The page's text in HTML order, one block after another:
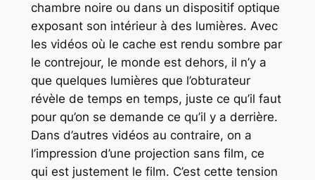
chambre noire ou dans un dispositif optique
exposant son intérieur à des lumières. Avec
les vidéos où le cache est rendu sombre par
le contrejour, le monde est dehors, il n’y a
que quelques lumières que l’obturateur
révèle de temps en temps, juste ce qu’il faut
pour qu’on se demande ce qu’il y a derrière.
Dans d’autres vidéos au contraire, on a
l’impression d’une projection sans film, ce
qui est justement le film. C’est cette tension